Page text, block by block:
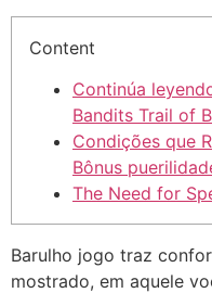
Content
Continúa
Bandits Trail of
Condições que
Bônus
The Need for
Barulho jogo traz
mostrado, em aquele